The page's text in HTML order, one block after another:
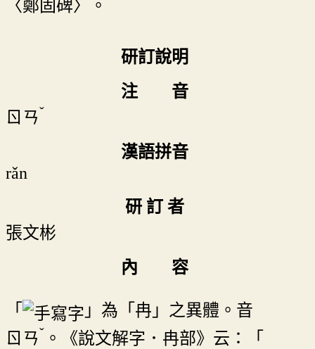
〈鄭固碑〉。
研訂說明
注 音
ㄖㄢˇ
漢語拼音
rǎn
研 訂 者
張文彬
內 容
「
」為「冉」之異體。音
ㄖㄢˇ 。《說文解字．冉部》云：「